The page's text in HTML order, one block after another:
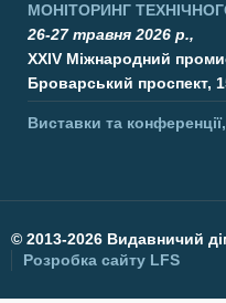
МОНІТОРИНГ
26-27 травня 2026 р.,
XXIV Міжнародний
Броварський проспект,
Виставки та
© 2013-2026 Видавничий
Розробка сайту LFS